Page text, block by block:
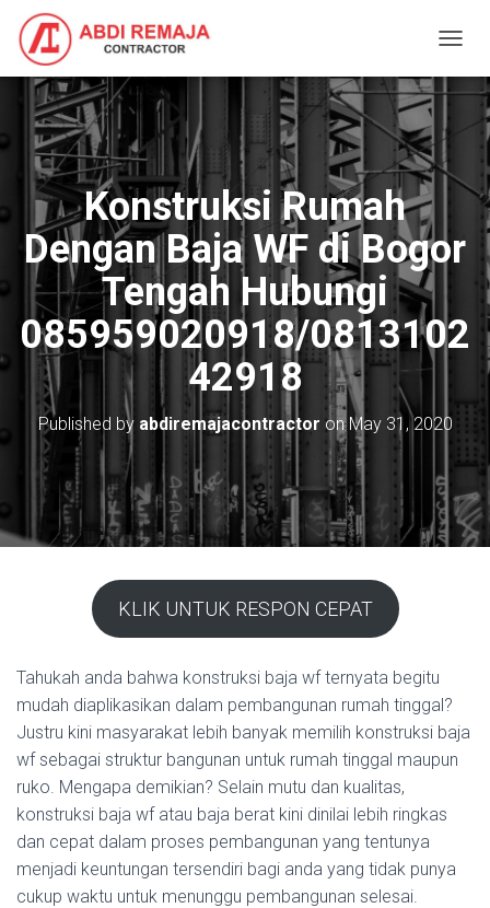
O
G
N
G
I
O
Konstruksi Rumah
Dengan Baja WF di Bogor
Tengah Hubungi
085959020918/0813102
42918
Published by abdiremajacontractor onMay 31, 2020
KLIK UNTUK RESPON CEPAT
Tahukah anda bahwa konstruksi baja wf ternyata begitu
mudah diaplikasikan dalam pembangunan rumah tinggal?
Justru kini masyarakat lebih banyak memilih konstruksi baja
wf sebagai struktur bangunan untuk rumah tinggal maupun
ruko. Mengapa demikian? Selain mutu dan kualitas,
konstruksi baja wf atau baja berat kini dinilai lebih ringkas
dan cepat dalam proses pembangunan yang tentunya
menjadi keuntungan tersendiri bagi anda yang tidak punya
cukup waktu untuk menunggu pembangunan selesai.